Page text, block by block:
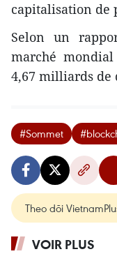
capitalisation de
Selon un
marché
4,67 milliards de
#Sommet
Theo dõi
VOIR PLUS